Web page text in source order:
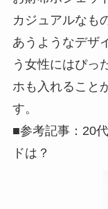
カジュアルなも
あうようなデザ
う女性にはぴっ
ホも入れること
す。
■参考記事：20
ドは？